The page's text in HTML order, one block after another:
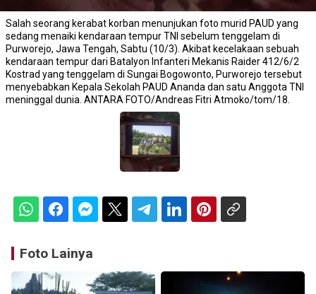
Salah seorang kerabat korban menunjukan foto murid PAUD yang
sedang menaiki kendaraan tempur TNI sebelum tenggelam di
Purworejo, Jawa Tengah, Sabtu (10/3). Akibat kecelakaan sebuah
kendaraan tempur dari Batalyon Infanteri Mekanis Raider 412/6/2
Kostrad yang tenggelam di Sungai Bogowonto, Purworejo tersebut
menyebabkan Kepala Sekolah PAUD Ananda dan satu Anggota TNI
meninggal dunia. ANTARA FOTO/Andreas Fitri Atmoko/tom/18.
Foto Lainya